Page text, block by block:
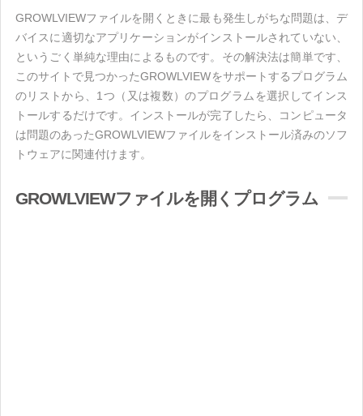
GROWLVIEWファイルを開くときに最も発生しがちな問題は、デ
バイスに適切なアプリケーションがインストールされていない、
というごく単純な理由によるものです。その解決法は簡単です、
このサイトで見つかったGROWLVIEWをサポートするプログラム
のリストから、1つ（又は複数）のプログラムを選択してインス
トールするだけです。インストールが完了したら、コンピュータ
は問題のあったGROWLVIEWファイルをインストール済みのソフ
トウェアに関連付けます。
GROWLVIEWファイルを開くプログラム